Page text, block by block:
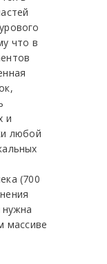
что в
и
любой
(700
нужна
массиве